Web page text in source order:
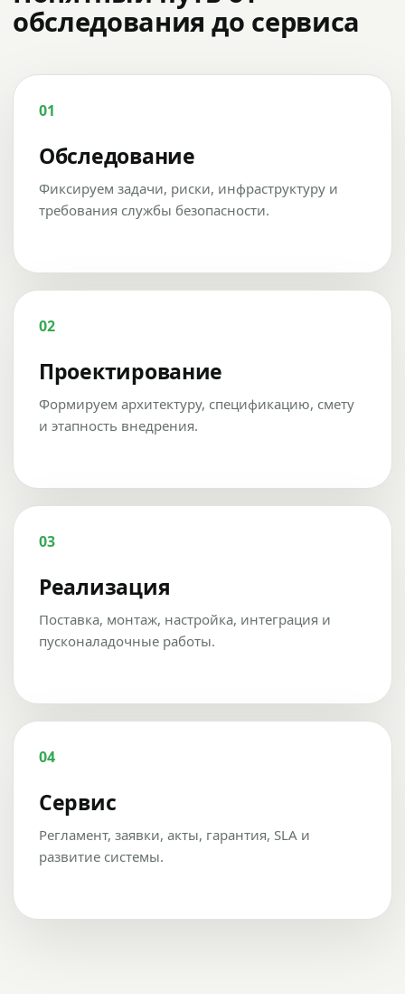
обследования до сервиса
01
Обследование
Фиксируем задачи, риски, инфраструктуру и
требования службы безопасности.
02
Проектирование
Формируем архитектуру, спецификацию, смету
и этапность внедрения.
03
Реализация
Поставка, монтаж, настройка, интеграция и
пусконаладочные работы.
04
Сервис
Регламент, заявки, акты, гарантия, SLA и
развитие системы.